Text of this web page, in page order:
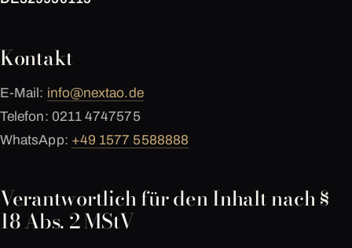
Kontakt
E-Mail: info@nextao.de
Telefon: 0211 4747575
WhatsApp: +49 1577 5588888
Verantwortlich für den Inhalt nach §
18 Abs. 2 MStV